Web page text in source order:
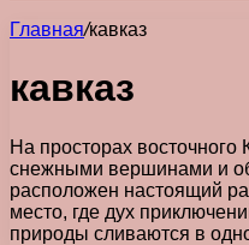
Главная/кавказ
кавказ
На просторах восточного
снежными вершинами и
расположен настоящий
место, где дух
природы сливаются в